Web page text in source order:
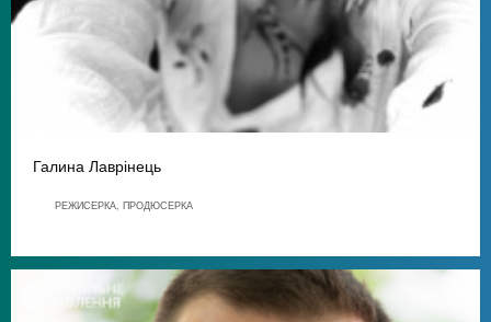
Галина Лаврінець
РЕЖИСЕРКА, ПРОДЮСЕРКА